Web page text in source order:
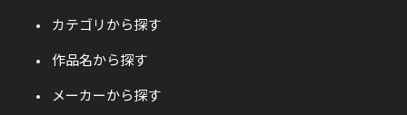
カテゴリから探す
作品名から探す
メーカーから探す